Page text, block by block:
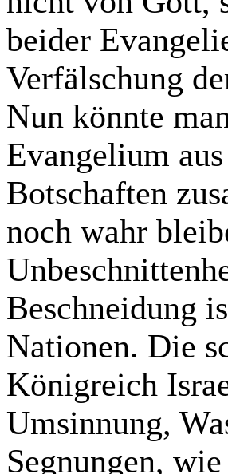
beider
Verfälschung
Nun könnte
Evangelium
Botschaften
noch wahr
Beschneidung
Nationen. Die
Königreich
Umsinnung,
Segnungen,